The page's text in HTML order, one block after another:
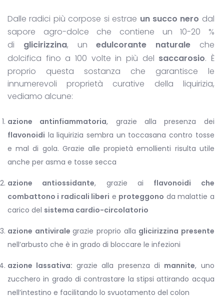
Dalle radici più corpose si estrae un succo nero dal
sapore agro-dolce che contiene un 10-20 %
di glicirizzina, unedulcorante naturale che
dolcifica fino a 100 volte in più del saccarosio. È
proprio questa sostanza che garantisce le
innumerevoli proprietà curative della liquirizia,
vediamo alcune:
azione antinfiammatoria, grazie alla presenza dei
flavonoidi la liquirizia sembra un toccasana contro tosse
e mal di gola. Grazie alle propietà emollienti risulta utile
anche per asma e tosse secca
azione antiossidante, grazie ai flavonoidi che
combattono i radicali liberi e proteggono da malattie a
carico del sistema cardio-circolatorio
azione antiviralegrazie proprio alla glicirizzina presente
nell’arbusto che è in grado di bloccare le infezioni
azione lassativa: grazie alla presenza di mannite, uno
zucchero in grado di contrastare la stipsi attirando acqua
nell’intestino e facilitando lo svuotamento del colon